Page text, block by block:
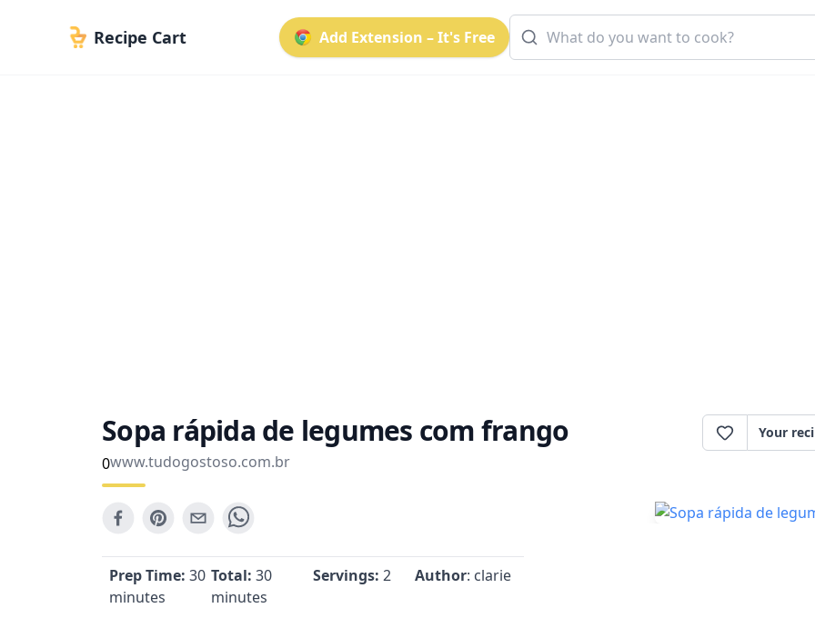
Recipe Cart Add Extension – It's Free
Sopa rápida de legumes com frango
0www.tudogostoso.com.br
Your
Prep Time: 30
minutes
Total: 30
minutes
Servings: 2 Author: clarie